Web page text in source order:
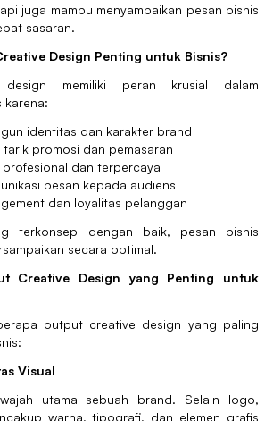
juga mampu menyampaikan pesan bisnis
sasaran.
Design Penting untuk Bisnis?
memiliki peran krusial dalam
karena:
identitas dan karakter brand
promosi dan pemasaran
dan terpercaya
pesan kepada audiens
dan loyalitas pelanggan
terkonsep dengan baik, pesan bisnis
secara optimal.
Creative Design yang Penting untuk
output creative design yang paling
Visual
utama sebuah brand. Selain logo,
warna, tipografi, dan elemen grafis